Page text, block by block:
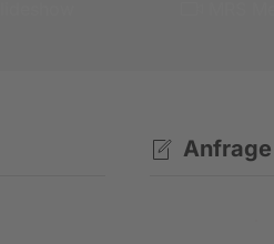
Anfrage